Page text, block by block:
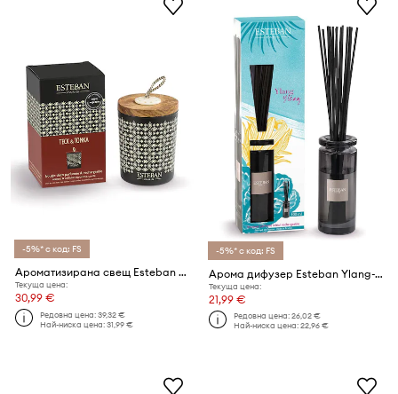
-5%* с код: FS
Ароматизирана свещ Esteban Teck & Tonka 180 g
Текуща цена:
30,99 €
Редовна цена:39,32 €
Най-ниска цена:31,99 €
-5%* с код: FS
Арома дифузер Esteban Ylang-Ylang 100 ml
Текуща цена:
21,99 €
Редовна цена:26,02 €
Най-ниска цена:22,96 €